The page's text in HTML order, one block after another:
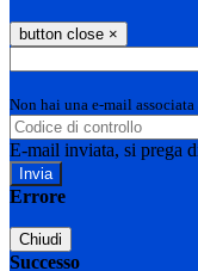
button close ×
Non hai una e-mail
E-mail inviata, si prega
Errore
Chiudi
Successo